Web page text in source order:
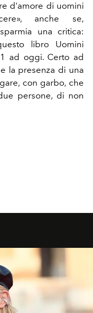
d'amore di uomini
anche se,
una critica:
libro Uomini
ad oggi. Certo ad
la presenza di una
con garbo, che
persone, di non